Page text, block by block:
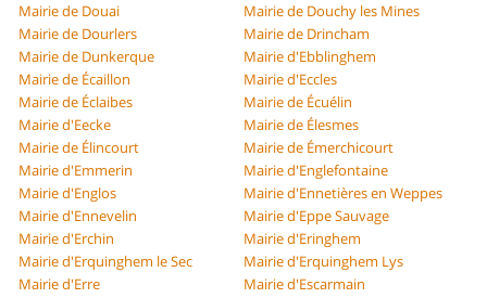
Mairie de Douai
Mairie de Douchy les Mines
Mairie de Dourlers
Mairie de Drincham
Mairie de Dunkerque
Mairie d'Ebblinghem
Mairie de Écaillon
Mairie d'Eccles
Mairie de Éclaibes
Mairie de Écuélin
Mairie d'Eecke
Mairie de Élesmes
Mairie de Élincourt
Mairie de Émerchicourt
Mairie d'Emmerin
Mairie d'Englefontaine
Mairie d'Englos
Mairie d'Ennetières en Weppes
Mairie d'Ennevelin
Mairie d'Eppe Sauvage
Mairie d'Erchin
Mairie d'Eringhem
Mairie d'Erquinghem le Sec
Mairie d'Erquinghem Lys
Mairie d'Erre
Mairie d'Escarmain